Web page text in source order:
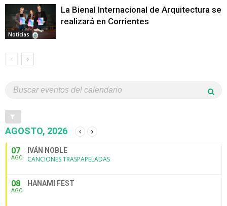
Noticias
La Bienal Internacional de Arquitectura se
realizará en Corrientes
AGOSTO, 2026
07
AGO
IVÁN NOBLE
CANCIONES TRASPAPELADAS
08
AGO
HANAMI FEST